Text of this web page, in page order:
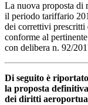
La nuova proposta di
il periodo tariffario
dei correttivi prescritti
conforme al
con delibera n. 92/
Di seguito è
la proposta
dei diritti